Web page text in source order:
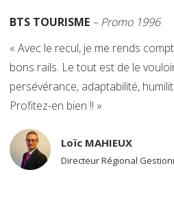
BTS TOURISME – Promo 1996
« Avec le recul, je me rends
bons rails. Le tout est de le
persévérance, adaptabilité,
Profitez-en bien !! »
Loïc MAHIEUX
Directeur Régional